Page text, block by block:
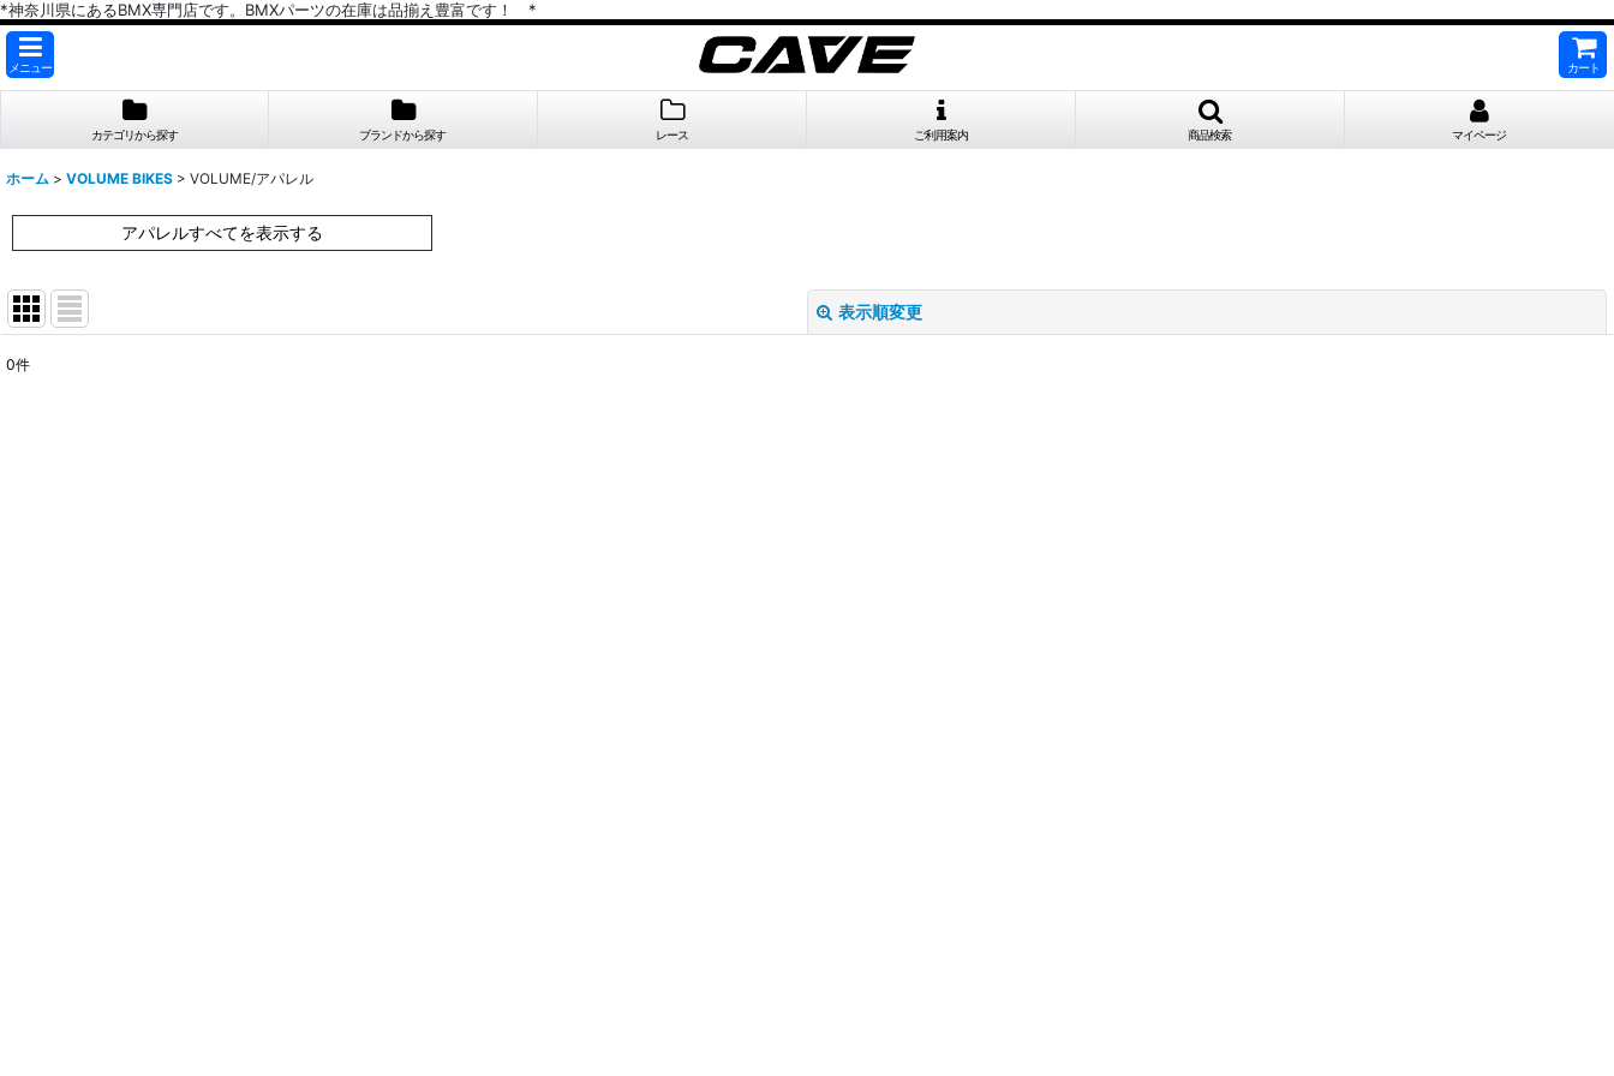
*神奈川県にあるBMX専門店です。BMXパーツの在庫は品揃え豊富です！ *
メニュー カート
カテゴリから探す ブランドから探す レース ご利用案内 商品検索 マイページ
ホーム > VOLUME BIKES > VOLUME/アパレル
アパレルすべてを表示する
表示順変更
0件